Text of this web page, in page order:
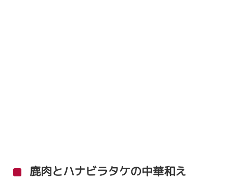
鹿肉とハナビラタケの中華和え